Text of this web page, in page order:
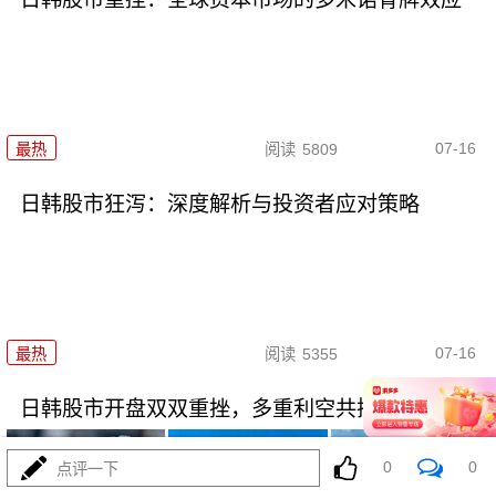
最热 阅读 5809 07-16
日韩股市狂泻：深度解析与投资者应对策略
最热 阅读 5355 07-16
日韩股市开盘双双重挫，多重利空共振引发恐慌
点评一下 0 0